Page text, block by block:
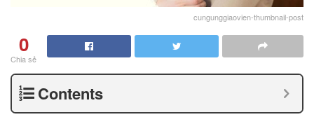
cungunggiaovien-thumbnail-post
0
Chia sẻ
Contents